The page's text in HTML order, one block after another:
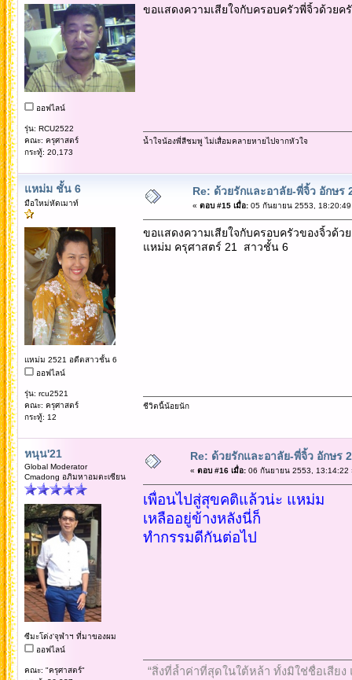
ออฟไลน์
รุ่น: RCU2522
คณะ: ครุศาสตร์
กระทู้: 20,173
ขอแสดงความเสียใจกับครอบครัวพี่จิ้วด้วยค
น้ำใจน้องพี่สีชมพู ไม่เสื่อมคลายหายไปจากหัวใจ
แหม่ม ชั้น 6
มือใหม่หัดเมาท์
แหม่ม 2521 อดีตสาวชั้น 6
ออฟไลน์
รุ่น: rcu2521
คณะ: ครุศาสตร์
กระทู้: 12
Re: ด้วยรักและอาลัย-พี่จิ้ว อักษร
« ตอบ #15 เมื่อ:05 กันยายน 2553, 18:20:49
ขอแสดงความเสียใจกับครอบครัวของจิ้วด้ว
แหม่ม ครุศาสตร์ 21 สาวชั้น 6
ชีวิตนี้น้อยนัก
หนุน'21
Global Moderator
Cmadong อภิมหาอมตะเซียน
ซีมะโด่ง'จุฬาฯ ที่มาของผม
ออฟไลน์
คณะ: "ครุศาสตร์"
Re: ด้วยรักและอาลัย-พี่จิ้ว อักษร
« ตอบ #16 เมื่อ:06 กันยายน 2553, 13:14:22
เพื่อนไปสู่สุขคติแล้วน่ะ แหม่ม
เหลืออยู่ข้างหลังนี่ก็
ทำกรรมดีกันต่อไป
“สิ่งที่ล้ำค่าที่สุดในใต้หล้า ทั้งมิใช่ชื่อเสีย